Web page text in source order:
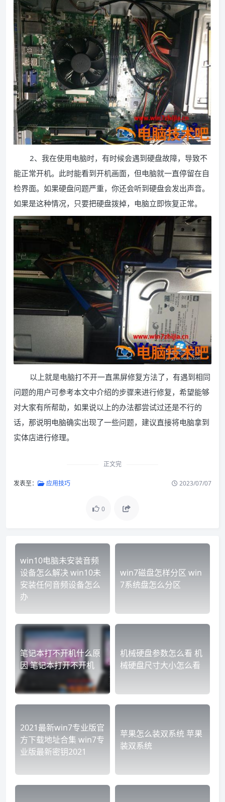
2、我在使用电脑时，有时候会遇到硬盘故障，导致不
能正常开机。此时能看到开机画面，但电脑就一直停留在自
检界面。如果硬盘问题严重，你还会听到硬盘会发出声音。
如果是这种情况，只要把硬盘拨掉，电脑立即恢复正常。
以上就是电脑打不开一直黑屏修复方法了，有遇到相同
问题的用户可参考本文中介绍的步骤来进行修复，希望能够
对大家有所帮助，如果说以上的办法都尝试过还是不行的
话，那说明电脑确实出现了一些问题，建议直接将电脑拿到
实体店进行修理。
正文完
发表至： 应用技巧 2023/07/07
0
win10电脑未安装音频
设备怎么解决 win10未
安装任何音频设备怎么
办
win7磁盘怎样分区 win
7系统盘怎么分区
笔记本打不开机什么原
因 笔记本打开不开机
机械硬盘参数怎么看 机
械硬盘尺寸大小怎么看
2021最新win7专业版官
方下载地址合集 win7专
业版最新密钥2021
苹果怎么装双系统 苹果
装双系统